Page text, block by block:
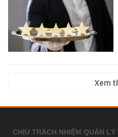
Xem
CHỊU TRÁCH NHIỆM QUẢN LÝ